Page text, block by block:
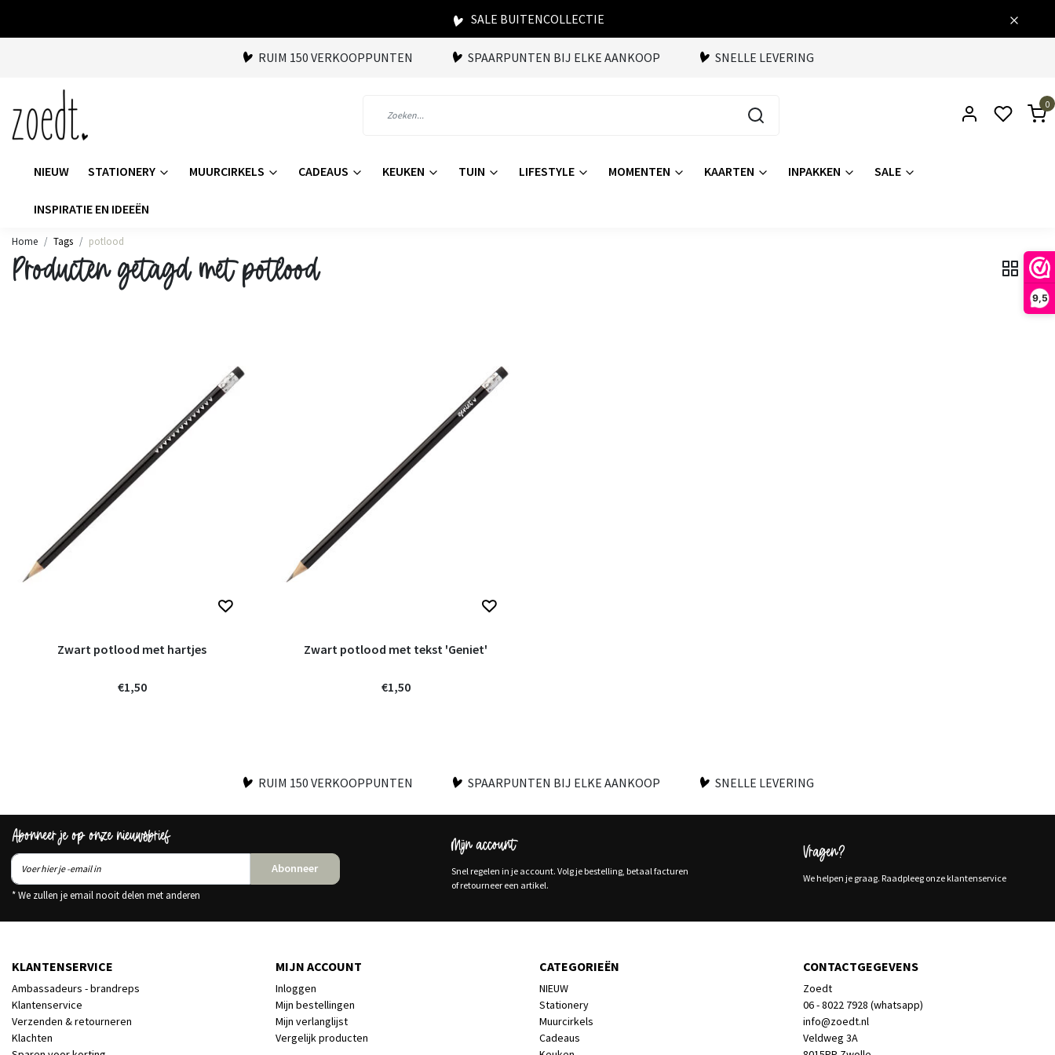
9,5
SALE BUITENCOLLECTIE
RUIM 150 VERKOOPPUNTEN SPAARPUNTEN BIJ ELKE AANKOOP SNELLE LEVERING
0
NIEUW STATIONERY MUURCIRKELS CADEAUS KEUKEN TUIN LIFESTYLE MOMENTEN KAARTEN INPAKKEN SALE
INSPIRATIE EN IDEEËN
Home Tags potlood
Producten getagd met potlood
Zwart potlood met hartjes
€1,50
Zwart potlood met tekst 'Geniet'
€1,50
RUIM 150 VERKOOPPUNTEN SPAARPUNTEN BIJ ELKE AANKOOP SNELLE LEVERING
Abonneer je op onze nieuwsbrief
Abonneer
* We zullen je email nooit delen met anderen
Mijn account
Snel regelen in je account. Volg je bestelling, betaal facturen
of retourneer een artikel.
Vragen?
We helpen je graag. Raadpleeg onze klantenservice
KLANTENSERVICE
Ambassadeurs - brandreps
Klantenservice
Verzenden & retourneren
Klachten
MIJN ACCOUNT
Inloggen
Mijn bestellingen
Mijn verlanglijst
Vergelijk producten
CATEGORIEËN
NIEUW
Stationery
Muurcirkels
Cadeaus
CONTACTGEGEVENS
Zoedt
06 - 8022 7928 (whatsapp)
info@zoedt.nl
Veldweg 3A